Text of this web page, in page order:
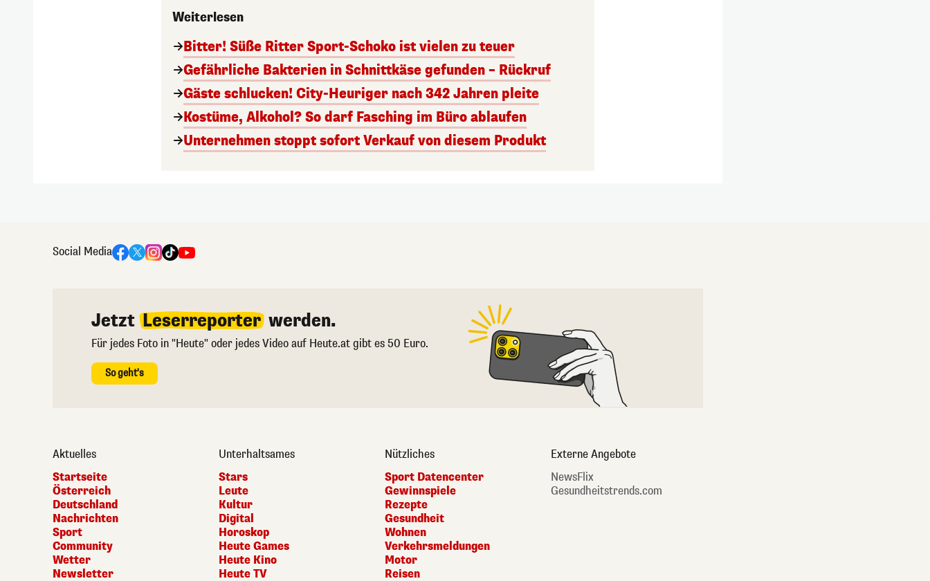
Weiterlesen
Bitter! Süße Ritter Sport-Schoko ist vielen zu teuer
Gefährliche Bakterien in Schnittkäse gefunden – Rückruf
Gäste schlucken! City-Heuriger nach 342 Jahren pleite
Kostüme, Alkohol? So darf Fasching im Büro ablaufen
Unternehmen stoppt sofort Verkauf von diesem Produkt
Social Media
Jetzt Leserreporter werden.
Für jedes Foto in "Heute" oder jedes Video auf Heute.at gibt es 50 Euro.
So geht's
Aktuelles
Startseite
Österreich
Deutschland
Nachrichten
Sport
Community
Wetter
Newsletter
Unterhaltsames
Stars
Leute
Kultur
Digital
Horoskop
Heute Games
Heute Kino
Heute TV
Nützliches
Sport Datencenter
Gewinnspiele
Rezepte
Gesundheit
Wohnen
Verkehrsmeldungen
Motor
Reisen
Externe Angebote
NewsFlix
Gesundheitstrends.com